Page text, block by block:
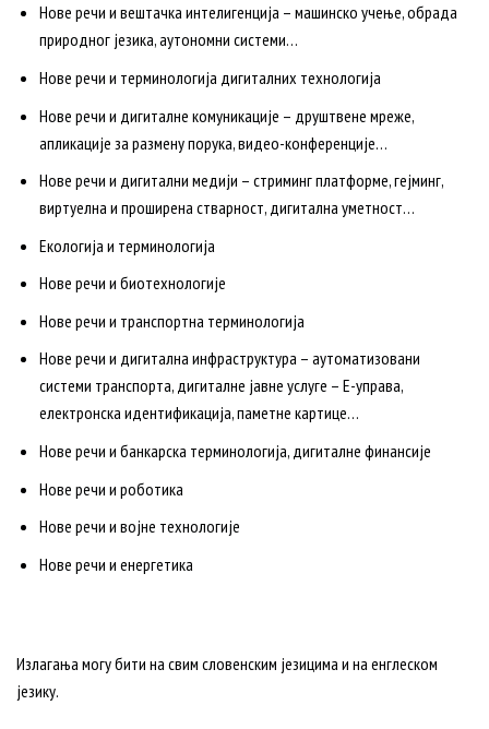
Нове речи и вештачка интелигенција – машинско учење, обрада
природног језика, аутономни системи…
Нове речи и терминологија дигиталних технологија
Нове речи и дигиталне комуникације – друштвене мреже,
апликације за размену порука, видео-конференције…
Нове речи и дигитални медији – стриминг платформе, гејминг,
виртуелна и проширена стварност, дигитална уметност…
Екологија и терминологија
Нове речи и биотехнологије
Нове речи и транспортна терминологија
Нове речи и дигитална инфраструктура – аутоматизовани
системи транспорта, дигиталне јавне услуге – Е-управа,
електронска идентификација, паметне картице…
Нове речи и банкарска терминологија, дигиталне финансије
Нове речи и роботика
Нове речи и војне технологије
Нове речи и енергетика
Излагања могу бити на свим словенским језицима и на енглеском
језику.